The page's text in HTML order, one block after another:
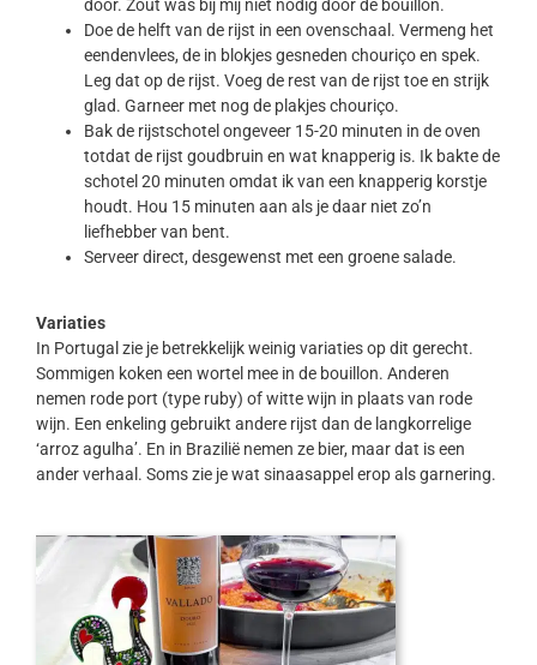
door. Zout was bij mij niet nodig door de bouillon.
Doe de helft van de rijst in een ovenschaal. Vermeng het
eendenvlees, de in blokjes gesneden chouriço en spek.
Leg dat op de rijst. Voeg de rest van de rijst toe en strijk
glad. Garneer met nog de plakjes chouriço.
Bak de rijstschotel ongeveer 15-20 minuten in de oven
totdat de rijst goudbruin en wat knapperig is. Ik bakte de
schotel 20 minuten omdat ik van een knapperig korstje
houdt. Hou 15 minuten aan als je daar niet zo’n
liefhebber van bent.
Serveer direct, desgewenst met een groene salade.
Variaties
In Portugal zie je betrekkelijk weinig variaties op dit gerecht.
Sommigen koken een wortel mee in de bouillon. Anderen
nemen rode port (type ruby) of witte wijn in plaats van rode
wijn. Een enkeling gebruikt andere rijst dan de langkorrelige
‘arroz agulha’. En in Brazilië nemen ze bier, maar dat is een
ander verhaal. Soms zie je wat sinaasappel erop als garnering.